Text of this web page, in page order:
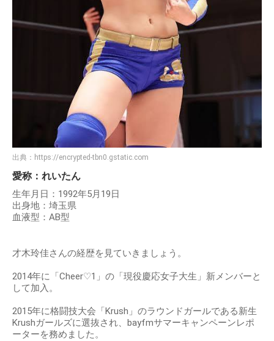
出典： https://encrypted-tbn0.gstatic.com
愛称：れいたん
生年月日：1992年5月19日
出身地：埼玉県
血液型：AB型
才木玲佳さんの経歴を見ていきましょう。
2014年に「Cheer♡1」の「現役慶応女子大生」新メンバーと
して加入。
2015年に格闘技大会「Krush」のラウンドガールである新生
Krushガールズに選抜され、bayfmサマーキャンペーンレポ
ーターを務めました。